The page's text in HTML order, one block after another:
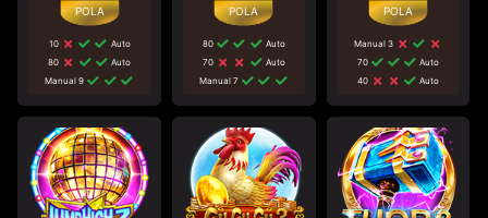
10
Auto
80
Auto
Manual 9
80
Auto
70
Auto
Manual 7
Manual 3
70
Auto
40
Auto